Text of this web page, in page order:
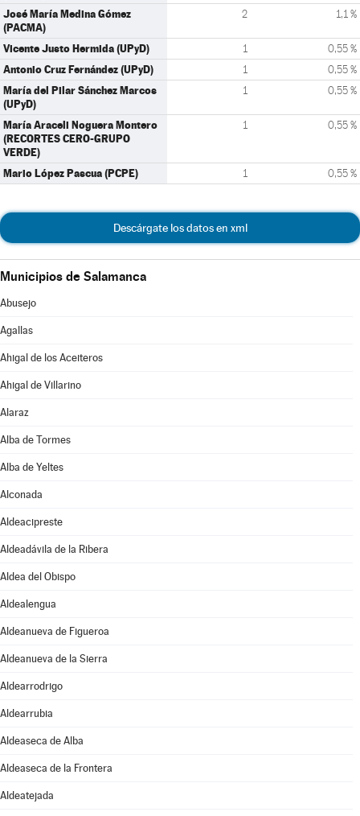
José María Medina Gómez
(PACMA)
2 1,1 %
Vicente Justo Hermida (UPyD) 1 0,55 %
Antonio Cruz Fernández (UPyD) 1 0,55 %
María del Pilar Sánchez Marcos
(UPyD)
1 0,55 %
María Araceli Noguera Montero
(RECORTES CERO-GRUPO
VERDE)
1 0,55 %
Mario López Pascua (PCPE) 1 0,55 %
Descárgate los datos en xml
Municipios de Salamanca
Abusejo
Agallas
Ahigal de los Aceiteros
Ahigal de Villarino
Alaraz
Alba de Tormes
Alba de Yeltes
Alconada
Aldeacipreste
Aldeadávila de la Ribera
Aldea del Obispo
Aldealengua
Aldeanueva de Figueroa
Aldeanueva de la Sierra
Aldearrodrigo
Aldearrubia
Aldeaseca de Alba
Aldeaseca de la Frontera
Aldeatejada